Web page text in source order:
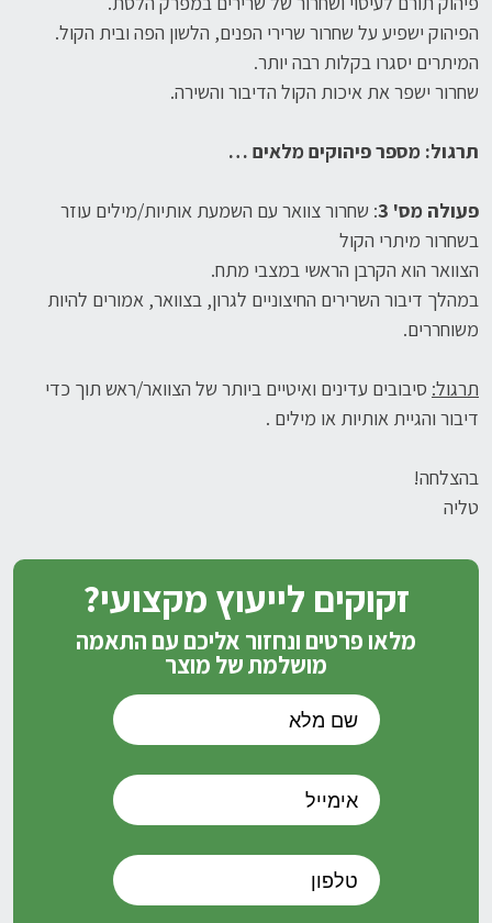
הפיהוק ישפיע על שחרור שרירי הפנים, הלשון הפה ובית הקול.
המיתרים יסגרו בקלות רבה יותר.
שחרור ישפר את איכות הקול הדיבור והשירה.
תרגול: מספר פיהוקים מלאים …
פעולה מס' 3
: שחרור צוואר עם השמעת אותיות/מילים עוזר
בשחרור מיתרי הקול
הצוואר הוא הקרבן הראשי במצבי מתח.
במהלך דיבור השרירים החיצוניים לגרון, בצוואר, אמורים להיות
משוחררים.
תרגול: סיבובים עדינים ואיטיים ביותר של הצוואר/ראש תוך כדי
דיבור והגיית אותיות או מילים .
בהצלחה!
טליה
זקוקים לייעוץ מקצועי?
מלאו פרטים ונחזור אליכם עם התאמה
מושלמת של מוצר